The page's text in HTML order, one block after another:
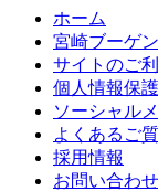
ホーム
宮崎ブーゲ
サイトのご
個人情報保
ソーシャル
よくあるご
採用情報
お問い合わせ